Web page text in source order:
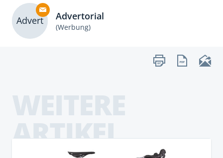
Advert Advertorial
(Werbung)
ARTIKEL